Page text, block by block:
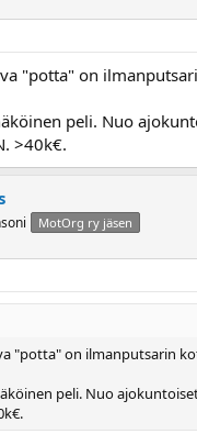
"potta" on
peli. Nuo
>40k€.
MotOrg ry jäsen
"potta" on ilmanputsarin
peli. Nuo